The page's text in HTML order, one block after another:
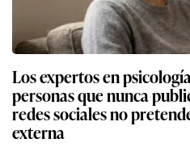
Los expertos en
personas que nunca
redes sociales no
externa